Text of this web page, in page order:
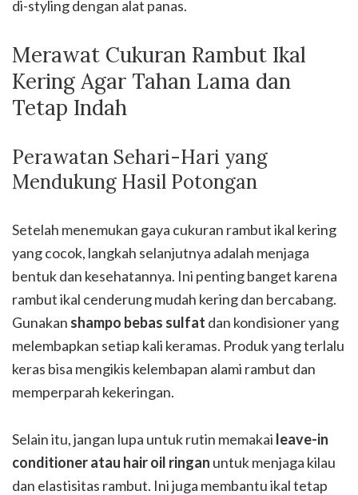
di-styling dengan alat panas.
Merawat Cukuran Rambut Ikal
Kering Agar Tahan Lama dan
Tetap Indah
Perawatan Sehari-Hari yang
Mendukung Hasil Potongan
Setelah menemukan gaya cukuran rambut ikal kering
yang cocok, langkah selanjutnya adalah menjaga
bentuk dan kesehatannya. Ini penting banget karena
rambut ikal cenderung mudah kering dan bercabang.
Gunakan shampo bebas sulfat dan kondisioner yang
melembapkan setiap kali keramas. Produk yang terlalu
keras bisa mengikis kelembapan alami rambut dan
memperparah kekeringan.
Selain itu, jangan lupa untuk rutin memakai leave-in
conditioner atau hair oil ringan untuk menjaga kilau
dan elastisitas rambut. Ini juga membantu ikal tetap